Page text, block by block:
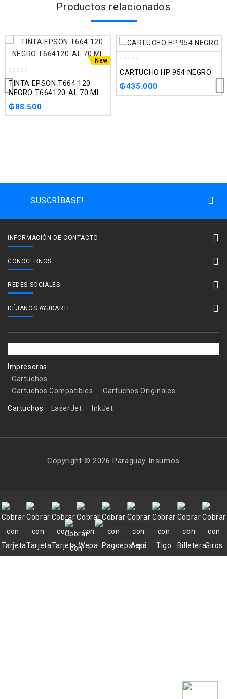
Productos relacionados
New
0
out
of
5
TINTA EPSON T664 120
NEGRO T664120-AL 70 ML
₲88.500
out
of
CARTUCHO HP 954 NEGRO
₲435.000
SUSCRÍBASE!
INFORMACIÓN DE CONTACTO
CONOCERNOS
REDES SOCIALES
DÉJANOS AYUDARTE
Impresoras:
Cartuchos
Cartuchos Compatibles
Cartuchos Originales
Cartuchos: LaserJet InkJet
Copyright © 2026 Paraguay Insumos